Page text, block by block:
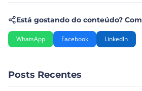
Está gostando do conteúdo?
WhatsApp Facebook LinkedIn
Posts Recentes